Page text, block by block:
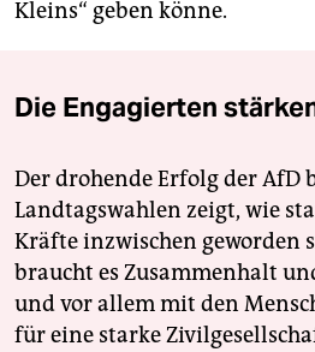
Kleins“ geben könne.
Die Engagierten
Der drohende Erfolg der AfD
Landtagswahlen zeigt, wie
Kräfte inzwischen geworden
braucht es Zusammenhalt
und vor allem mit den
für eine starke